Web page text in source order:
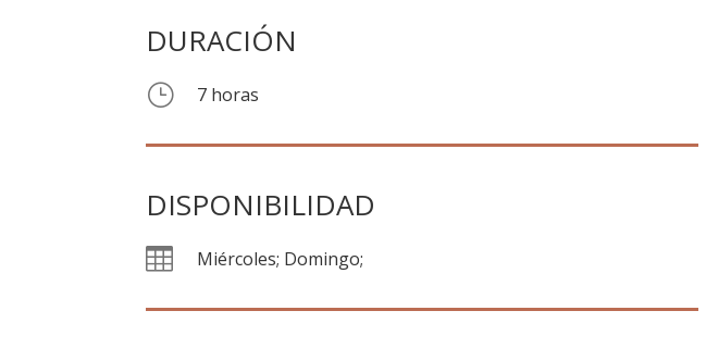
DURACIÓN
} 7 horas
DISPONIBILIDAD
 Miércoles; Domingo;